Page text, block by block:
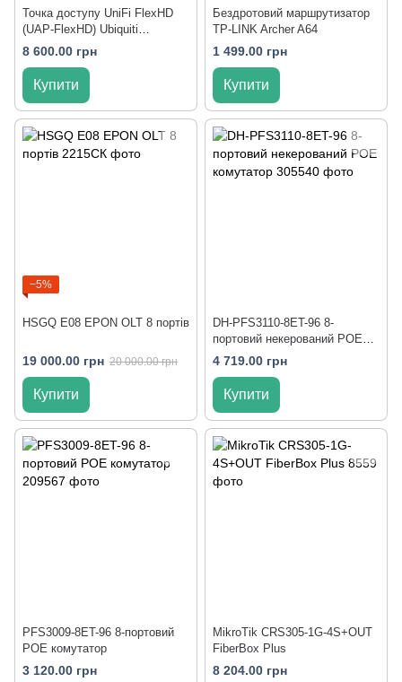
Точка доступу UniFi FlexHD
(UAP-FlexHD) Ubiquiti
Networks - точка доступу
8 600.00 грн
Купити
Бездротовий маршрутизатор
TP-LINK Archer A64
1 499.00 грн
Купити
−5%
HSGQ E08 EPON OLT 8 портів
19 000.00 грн 20 000.00 грн
Купити
DH-PFS3110-8ET-96 8-
портовий некерований POE
комутатор
4 719.00 грн
Купити
PFS3009-8ET-96 8-портовий
POE комутатор
3 120.00 грн
MikroTik CRS305-1G-4S+OUT
FiberBox Plus
8 204.00 грн